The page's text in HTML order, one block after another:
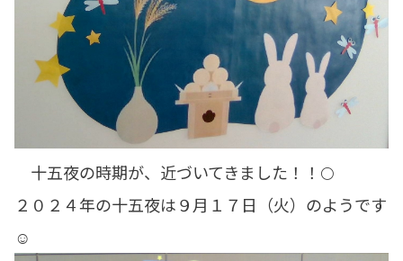
十五夜の時期が、近づいてきました！！🌕
２０２４年の十五夜は９月１７日（火）のようです
☺